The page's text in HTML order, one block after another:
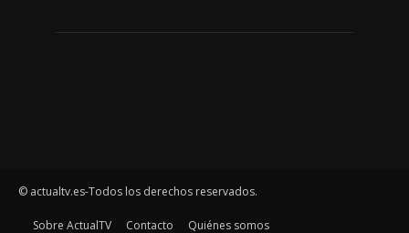
© actualtv.es-Todos los derechos reservados.
Sobre ActualTV Contacto Quiénes somos